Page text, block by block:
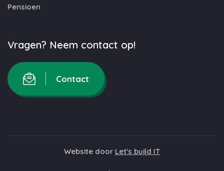
Pensioen
Vragen? Neem contact op!
Contact
Website door Let's build IT